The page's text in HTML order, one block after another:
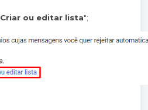
Criar ou editar lista";